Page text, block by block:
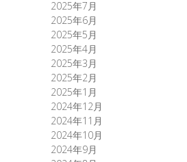
2025年7月
2025年6月
2025年5月
2025年4月
2025年3月
2025年2月
2025年1月
2024年12月
2024年11月
2024年10月
2024年9月